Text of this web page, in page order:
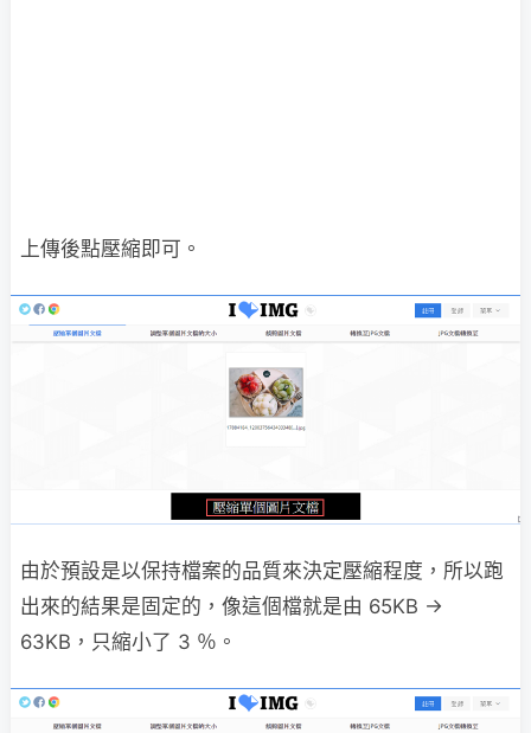
上傳後點壓縮即可。
由於預設是以保持檔案的品質來決定壓縮程度，所以跑
出來的結果是固定的，像這個檔就是由 65KB →
63KB，只縮小了 3 ％。